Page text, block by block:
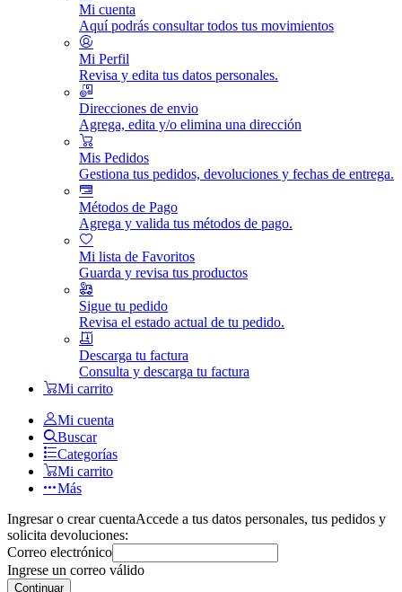
Mi cuenta
Aquí podrás consultar todos tus movimientos
Mi Perfil
Revisa y edita tus datos personales.
Direcciones de envio
Agrega, edita y/o elimina una dirección
Mis Pedidos
Gestiona tus pedidos, devoluciones y fechas de entrega.
Métodos de Pago
Agrega y valida tus métodos de pago.
Mi lista de Favoritos
Guarda y revisa tus productos
Sigue tu pedido
Revisa el estado actual de tu pedido.
Descarga tu factura
Consulta y descarga tu factura
Mi carrito
Mi cuenta
Buscar
Categorías
Mi carrito
Más
Ingresar o crear cuentaAccede a tus datos personales, tus pedidos y
solicita devoluciones:
Correo electrónico
Ingrese un correo válido
Continuar